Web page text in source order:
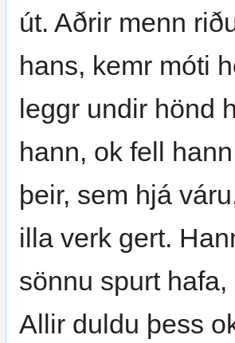
út. Aðrir menn
hans, kemr móti
leggr undir hönd
hann, ok fell
þeir, sem hjá
illa verk gert.
sönnu spurt
Allir duldu þess